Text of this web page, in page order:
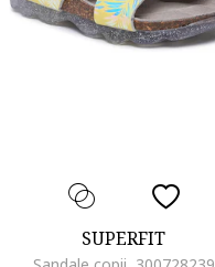
SUPERFIT